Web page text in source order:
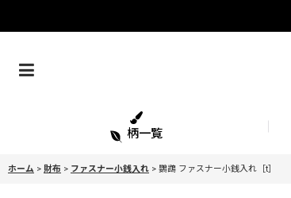
柄一覧
ホーム > 財布 > ファスナー小銭入れ > 鸚鵡 ファスナー小銭入れ［t］